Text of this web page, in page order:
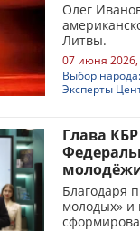
Олег
Литвы.
07 июня 2026,
Выбор
Эксперты
Глава
Благодаря
молодых» и